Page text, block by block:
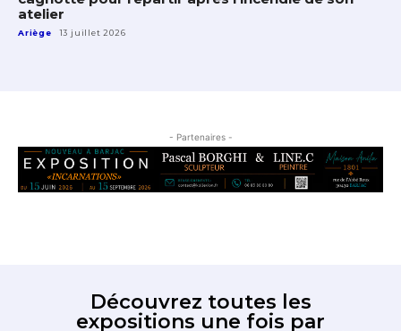
atelier
Ariège 13 juillet 2026
- Partenaires -
Découvrez toutes les
expositions une fois par